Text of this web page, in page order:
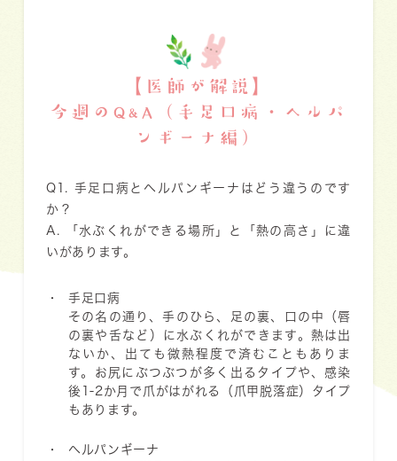
【医師が解説】
今週のQ&A（手足口病・ヘルパ
ンギーナ編）
Q1. 手足口病とヘルパンギーナはどう違うのです
か？
A. 「水ぶくれができる場所」と「熱の高さ」に違
いがあります。
手足口病
その名の通り、手のひら、足の裏、口の中（唇
の裏や舌など）に水ぶくれができます。熱は出
ないか、出ても微熱程度で済むこともありま
す。お尻にぶつぶつが多く出るタイプや、感染
後1-2か月で爪がはがれる（爪甲脱落症）タイプ
もあります。
ヘルパンギーナ